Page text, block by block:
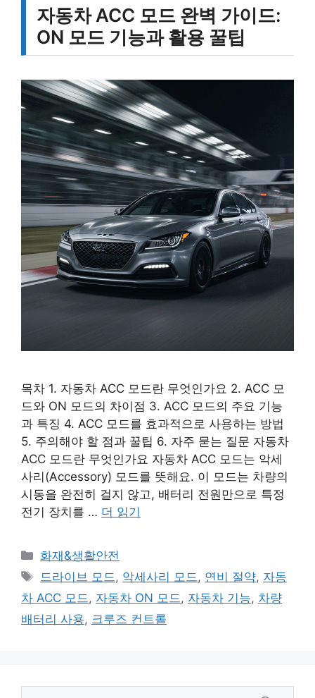
자동차 ACC 모드 완벽 가이드:
ON 모드 기능과 활용 꿀팁
목차 1. 자동차 ACC 모드란 무엇인가요 2. ACC 모
드와 ON 모드의 차이점 3. ACC 모드의 주요 기능
과 특징 4. ACC 모드를 효과적으로 사용하는 방법
5. 주의해야 할 점과 꿀팁 6. 자주 묻는 질문 자동차
ACC 모드란 무엇인가요 자동차 ACC 모드는 악세
사리(Accessory) 모드를 뜻해요. 이 모드는 차량의
시동을 완전히 걸지 않고, 배터리 전원만으로 특정
전기 장치를 … 더 읽기
카
테
리
화재&생활안전
태
그
드라이브 모드 , 악세사리 모드 , 연비 절약, 자동
차 ACC 모드 , 자동차 ON 모드 , 자동차 기능, 차량
배터리 사용, 크루즈 컨트롤